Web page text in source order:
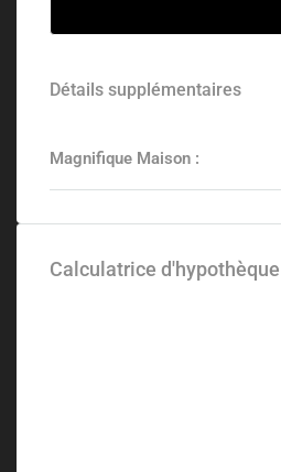
Détails supplémentaires
Magnifique Maison :
Calculatrice d'hypothèque